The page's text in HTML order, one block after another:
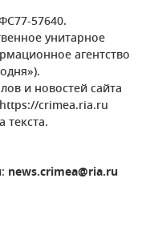
57640.
унитарное
агентство
и новостей сайта
crimea.ria.ru
текста.
news.crimea@ria.ru